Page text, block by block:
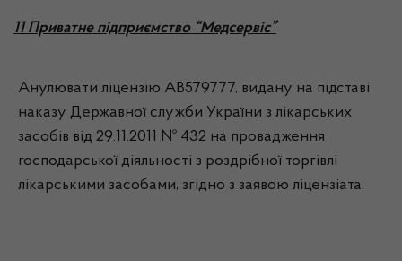
11 Приватне підприємство “Медсервіс”
Анулювати ліцензію АВ579777, видану на підставі
наказу Державної служби України з лікарських
засобів від 29.11.2011 № 432 на провадження
господарської діяльності з роздрібної торгівлі
лікарськими засобами, згідно з заявою ліцензіата.